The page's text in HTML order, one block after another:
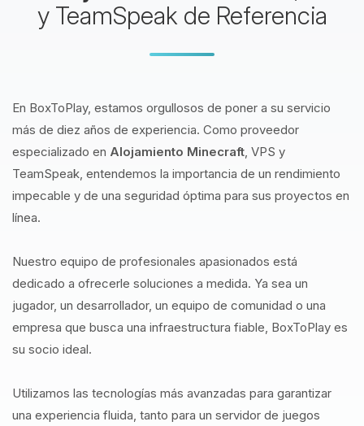
y TeamSpeak de Referencia
En BoxToPlay, estamos orgullosos de poner a su servicio
más de diez años de experiencia. Como proveedor
especializado en Alojamiento Minecraft, VPS y
TeamSpeak, entendemos la importancia de un rendimiento
impecable y de una seguridad óptima para sus proyectos en
línea.
Nuestro equipo de profesionales apasionados está
dedicado a ofrecerle soluciones a medida. Ya sea un
jugador, un desarrollador, un equipo de comunidad o una
empresa que busca una infraestructura fiable, BoxToPlay es
su socio ideal.
Utilizamos las tecnologías más avanzadas para garantizar
una experiencia fluida, tanto para un servidor de juegos